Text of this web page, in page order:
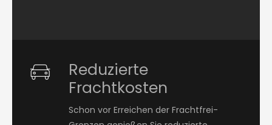
Reduzierte
Frachtkosten
Schon vor Erreichen der Frachtfrei-